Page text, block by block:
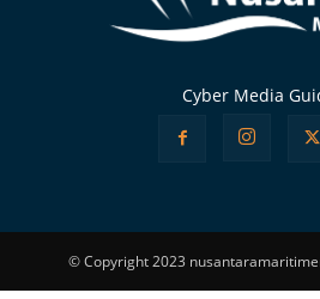
Cyber Media
© Copyright 2023